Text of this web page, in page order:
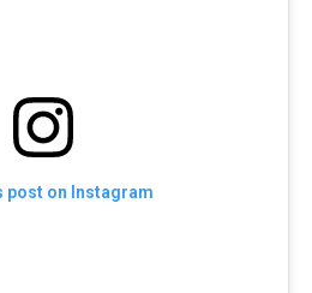
post on Instagram